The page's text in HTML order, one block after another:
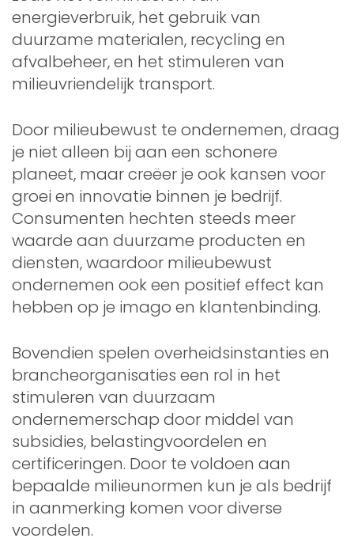
energieverbruik, het gebruik van
duurzame materialen, recycling en
afvalbeheer, en het stimuleren van
milieuvriendelijk transport.
Door milieubewust te ondernemen, draag
je niet alleen bij aan een schonere
planeet, maar creëer je ook kansen voor
groei en innovatie binnen je bedrijf.
Consumenten hechten steeds meer
waarde aan duurzame producten en
diensten, waardoor milieubewust
ondernemen ook een positief effect kan
hebben op je imago en klantenbinding.
Bovendien spelen overheidsinstanties en
brancheorganisaties een rol in het
stimuleren van duurzaam
ondernemerschap door middel van
subsidies, belastingvoordelen en
certificeringen. Door te voldoen aan
bepaalde milieunormen kun je als bedrijf
in aanmerking komen voor diverse
voordelen.